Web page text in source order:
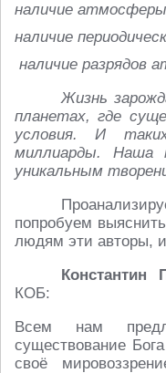
наличие
наличие
наличие разрядов
Жизнь
планетах, где
условия. И
миллиарды. Наша
уникальным
попробуем
людям эти авторы,
Константин
КОБ:
Всем нам
существование
своё